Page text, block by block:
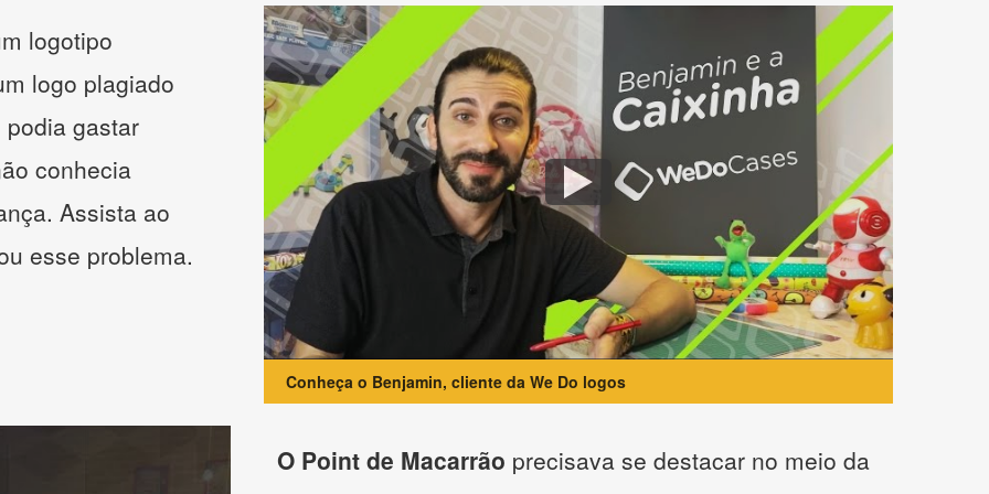
logotipo
logo plagiado
gastar
conhecia
Assista ao
esse problema.
Conheça o Benjamin, cliente da We Do logos
O Point de Macarrão precisava se destacar no meio da